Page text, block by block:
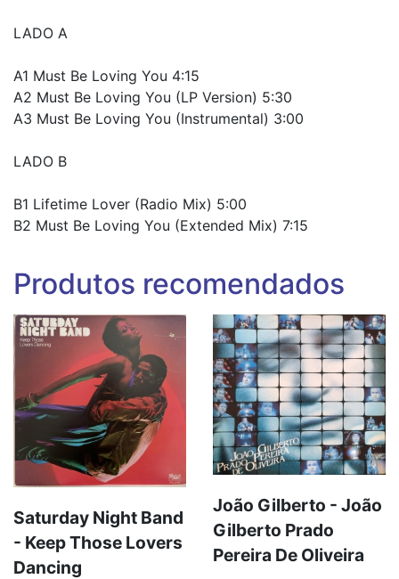
LADO A
A1 Must Be Loving You 4:15
A2 Must Be Loving You (LP Version) 5:30
A3 Must Be Loving You (Instrumental) 3:00
LADO B
B1 Lifetime Lover (Radio Mix) 5:00
B2 Must Be Loving You (Extended Mix) 7:15
Produtos recomendados
Saturday Night Band
‎- Keep Those Lovers
Dancing
João Gilberto - João
Gilberto Prado
Pereira De Oliveira